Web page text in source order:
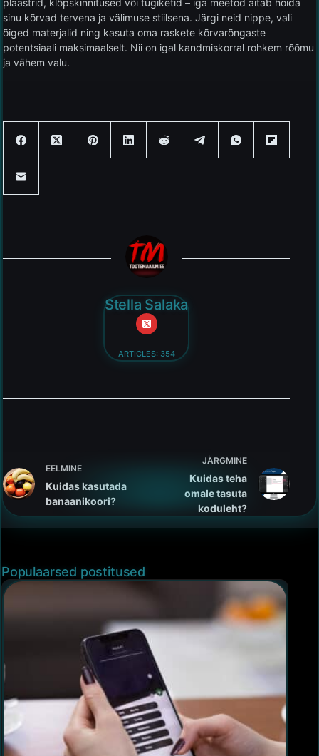
plaastrid, klõpskinnitused või tugiketid – iga meetod aitab hoida
sinu kõrvad tervena ja välimuse stiilsena. Järgi neid nippe, vali
õiged materjalid ning kasuta oma raskete kõrvarõngaste
potentsiaali maksimaalselt. Nii on igal kandmiskorral rohkem rõõmu
ja vähem valu.
Stella Salaka
ARTICLES: 354
EELMINE
Kuidas kasutada
banaanikoori?
JÄRGMINE
Kuidas teha
omale tasuta
koduleht?
Populaarsed postitused